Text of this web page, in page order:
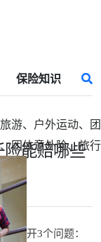
游、户外运动、
团体意外险、旅
保险知识
险能赔哪些
！
不开3个问题：